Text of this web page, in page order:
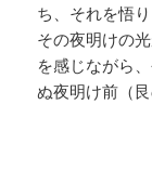
ち、それを悟
その夜明けの
を感じながら
ぬ夜明け前（